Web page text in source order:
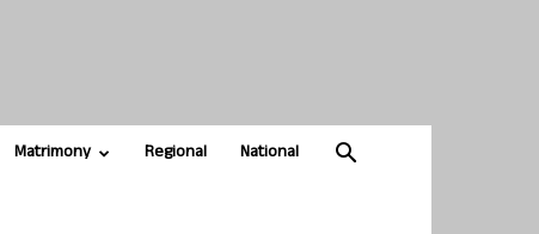
Matrimony Regional National